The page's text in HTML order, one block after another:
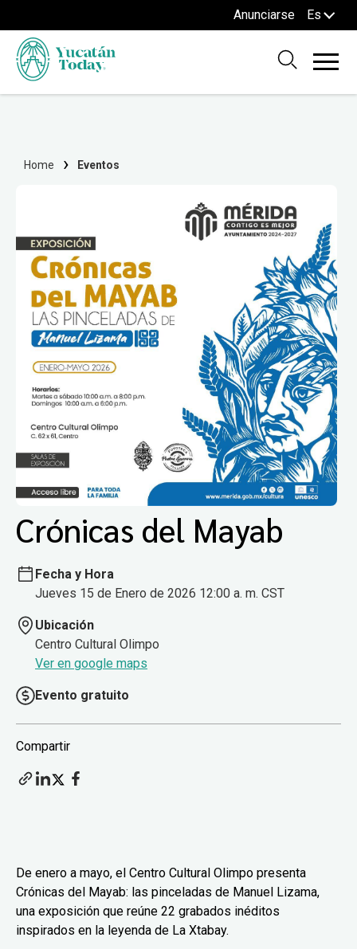
Anunciarse Es
Home Eventos
Crónicas del Mayab
Fecha y Hora
Jueves 15 de Enero de 2026 12:00 a. m. CST
Ubicación
Centro Cultural Olimpo
Ver en google maps
Evento gratuito
Compartir
De enero a mayo, el Centro Cultural Olimpo presenta
Crónicas del Mayab: las pinceladas de Manuel Lizama,
una exposición que reúne 22 grabados inéditos
inspirados en la leyenda de La Xtabay.